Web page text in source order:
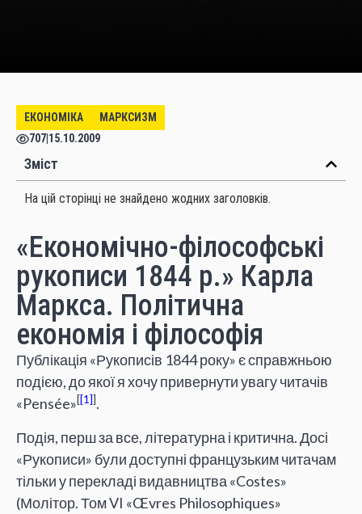
ЕКОНОМІКА
МАРКСИЗМ
707 15.10.2009
Зміст
На цій сторінці не знайдено жодних заголовків.
«Економічно-філософські
рукописи 1844 р.» Карла
Маркса. Політична
економія і філософія
Публікація «Рукописів 1844 року» є справжньою
подією, до якої я хочу привернути увагу читачів
«Pensée»[ 1 ].
Подія, перш за все, літературна і критична. Досі
«Рукописи» були доступні французьким читачам
тільки у перекладі видавництва «Costes»
(Молітор. Том VI «Œvres Philosophiques»